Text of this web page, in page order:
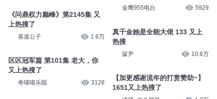
《问鼎权力巅峰》第2145集 又
上热搜了
喜道公子 1.6万
区区冠军篇 第101集 老大，你
又上热搜了
奇喵喵乐园 3128
金鹰955电台 5929
真千金她是全能大佬 133 又上
热搜
寐尹 10.6万
【加更感谢流年的打赏赞助~】
1651又上热搜了